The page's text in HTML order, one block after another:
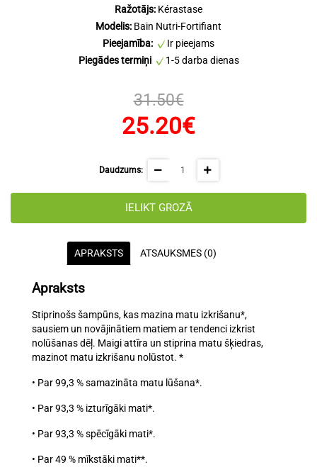
Ražotājs: Kérastase
Modelis: Bain Nutri-Fortifiant
Pieejamība:
Ir pieejams
Piegādes termiņi
1-5 darba dienas
31.50€
25.20€
Daudzums:
IELIKT GROZĀ
APRAKSTS ATSAUKSMES (0)
Apraksts
Stiprinošs šampūns, kas mazina matu izkrišanu*,
sausiem un novājinātiem matiem ar tendenci izkrist
nolūšanas dēļ. Maigi attīra un stiprina matu šķiedras,
mazinot matu izkrišanu nolūstot. *
• Par 99,3 % samazināta matu lūšana*.
• Par 93,3 % izturīgāki mati*.
• Par 93,3 % spēcīgāki mati*.
• Par 49 % mīkstāki mati**.